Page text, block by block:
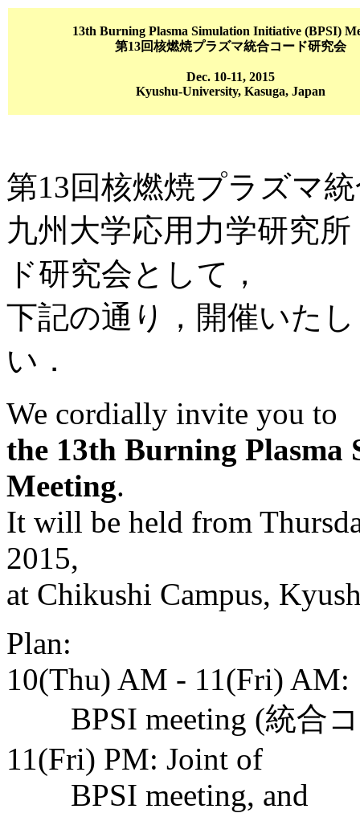
13th Burning Plasma Simulation Initiative (BPSI)
第13回核燃焼プラズマ統合コード研究会
Dec. 10-11, 2015
Kyushu-University, Kasuga, Japan
第13回核燃焼プラズマ
九州大学応用力学研究
ド研究会として，
下記の通り，開催いた
い．
We cordially invite you to
the 13th Burning
Meeting.
It will be held from
2015,
at Chikushi Campus,
Plan:
10(Thu) AM - 11(Fri) AM:
BPSI meeting (統合
11(Fri) PM: Joint of
BPSI meeting, and